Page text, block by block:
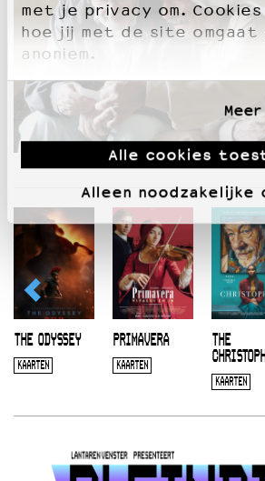
met je privacy om.
hoe jij met de site omgaat
anoniem.
Alle cookies
Alleen noodzakelijke
THE ODYSSEY
KAARTEN
PRIMAVERA
KAARTEN
THE
KAARTEN